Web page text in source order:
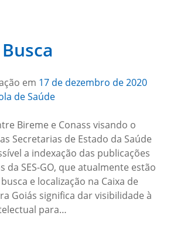
em 17 de dezembro de 2020
de Saúde
Bireme e Conass visando o
Secretarias de Estado da Saúde
a indexação das publicações
da SES-GO, que atualmente estão
e localização na Caixa de
Goiás significa dar visibilidade à
para…